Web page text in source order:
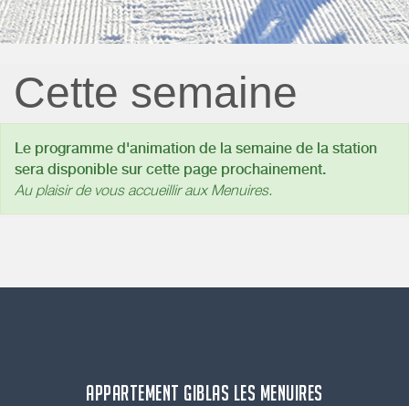
Cette semaine
Le programme d'animation de la semaine de la station
sera disponible sur cette page prochainement.
Au plaisir de vous accueillir aux Menuires.
APPARTEMENT GIBLAS LES MENUIRES